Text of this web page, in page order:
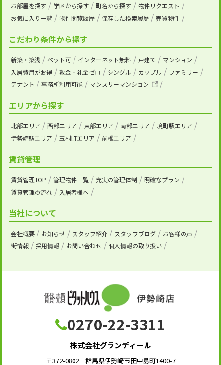
お部屋を探す 学区から探す 町名から探す
物件リクエスト
お気に入り一覧
物件閲覧履歴 保存した検索履歴 売買物件
こだわり条件から探す
新築・築浅 ペット可 インターネット無料 戸建て
マンション
入居費用がお得
敷金・礼金ゼロ シングル カップル
ファミリー
テナント
事務所利用可能 マンスリーマンション
エリアから探す
北部エリア 西部エリア 東部エリア 南部エリア
境町駅エリア
伊勢崎駅エリア
玉村町エリア 前橋エリア
賃貸管理
賃貸管理TOP 管理物件一覧 充実の管理体制
明確なプラン
賃貸管理の流れ
入居者様へ
当社について
会社概要 お知らせ スタッフ紹介 スタッフブログ
お客様の声
街情報
採用情報 お問い合わせ 個人情報の取り扱い
0270-22-3311
株式会社グランディール
〒372-0802 群馬県伊勢崎市田中島町1400-7